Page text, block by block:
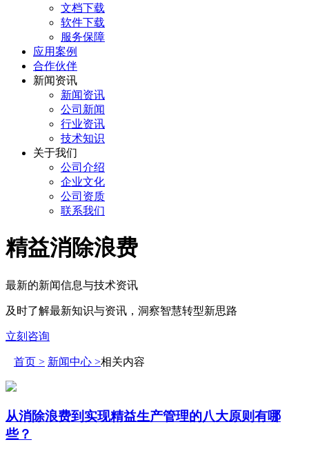
文档下载
软件下载
服务保障
应用案例
合作伙伴
新闻资讯
新闻资讯
公司新闻
行业资讯
技术知识
关于我们
公司介绍
企业文化
公司资质
联系我们
精益消除浪费
最新的新闻信息与技术资讯
及时了解最新知识与资讯，洞察智慧转型新思路
立刻咨询
首页 > 新闻中心 >相关内容
从消除浪费到实现精益生产管理的八大原则有哪
些？